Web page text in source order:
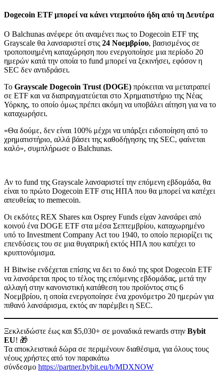
Dogecoin ETF μπορεί να κάνει ντεμπούτο ήδη από τη Δευτέρα
Ο Balchunas ανέφερε ότι αναμένει πως το Dogecoin ETF της
Grayscale θα λανσαριστεί στις 24 Νοεμβρίου, βασισμένος σε
τροποποιημένη καταχώρηση που ενεργοποίησε μια περίοδο 20
ημερών κατά την οποία το fund μπορεί να ξεκινήσει, εφόσον η
SEC δεν αντιδράσει.
Το Grayscale Dogecoin Trust (DOGE) πρόκειται να μετατραπεί
σε ETF και να διαπραγματεύεται στο Χρηματιστήριο της Νέας
Υόρκης, το οποίο όμως πρέπει ακόμη να υποβάλει αίτηση για να το
καταχωρήσει.
«Θα δούμε, δεν είναι 100% μέχρι να υπάρξει ειδοποίηση από το
χρηματιστήριο, αλλά βάσει της καθοδήγησης της SEC, φαίνεται
καλό», συμπλήρωσε ο Balchunas.
Αν το fund της Grayscale λανσαριστεί την επόμενη εβδομάδα, θα
είναι το πρώτο Dogecoin ETF στις ΗΠΑ που θα μπορεί να κατέχει
απευθείας το memecoin.
Οι εκδότες REX Shares και Osprey Funds είχαν λανσάρει από
κοινού ένα DOGE ETF στα μέσα Σεπτεμβρίου, καταχωρημένο
υπό το Investment Company Act του 1940, το οποίο περιορίζει τις
επενδύσεις του σε μια θυγατρική εκτός ΗΠΑ που κατέχει το
κρυπτονόμισμα.
Η Bitwise ενδέχεται επίσης να δει το δικό της spot Dogecoin ETF
να λανσάρεται προς το τέλος της επόμενης εβδομάδας, μετά την
αλλαγή στην κανονιστική κατάθεση του προϊόντος στις 6
Νοεμβρίου, η οποία ενεργοποίησε ένα χρονόμετρο 20 ημερών για
πιθανό λανσάρισμα, εκτός αν παρέμβει η SEC.
Ξεκλειδώστε έως και $5,030+ σε μοναδικά rewards στην Bybit
EU! 🎁
Τα αποκλειστικά δώρα σε περιμένουν διαθέσιμα, για όλους τους
νέους χρήστες από τον παρακάτω
σύνδεσμο https://partner.bybit.eu/b/MDXNOW